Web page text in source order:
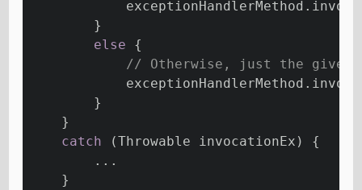
        }
else {
// Otherwise, just the given
        }
    }
catch (Throwable invocationEx) {
        ...
    }